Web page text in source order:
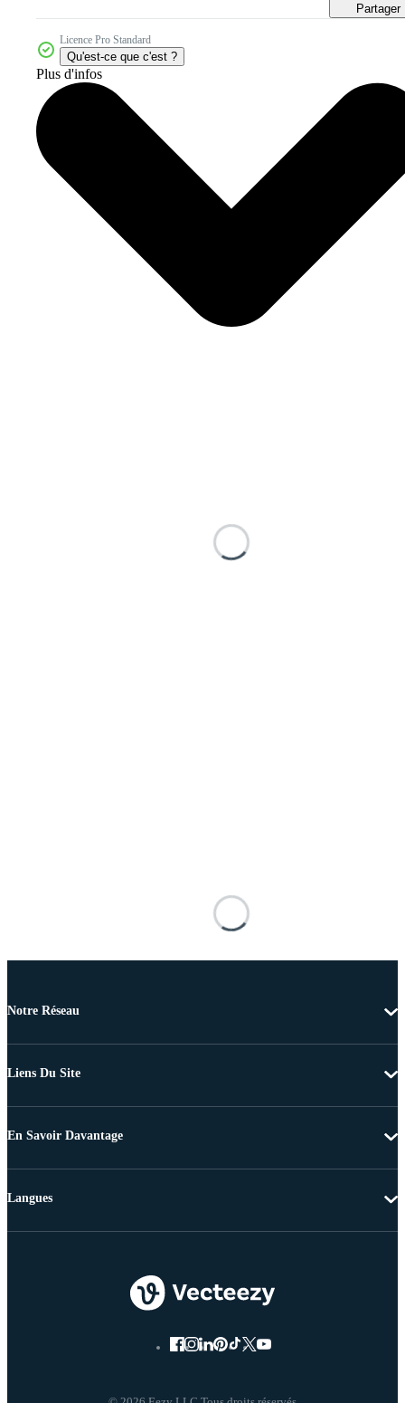
Partager
Licence Pro Standard
Qu'est-ce que c'est ?
Plus d'infos
Notre Réseau
Liens Du Site
En Savoir Davantage
Langues